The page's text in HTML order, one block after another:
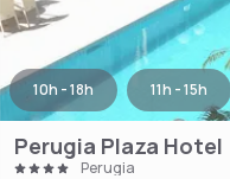
10h - 18h 11h - 15h
Perugia Plaza Hotel
Perugia